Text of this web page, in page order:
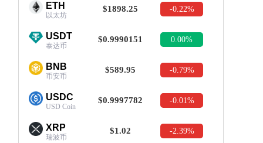
ETH
以太坊
$1898.25 -0.22%
USDT
泰达币
$0.9990151 0.00%
BNB
币安币
$589.95 -0.79%
USDC
USD Coin
$0.9997782 -0.01%
XRP
瑞波币
$1.02 -2.39%